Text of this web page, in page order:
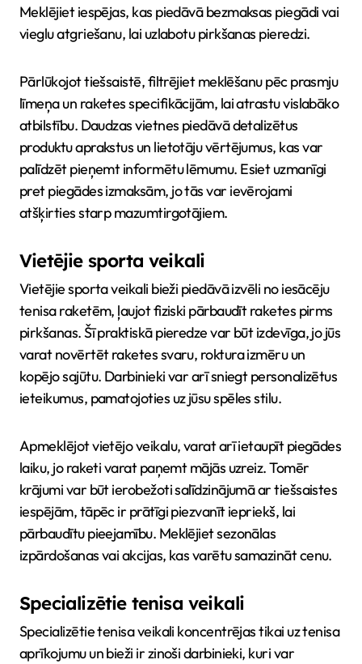
Meklējiet iespējas, kas piedāvā bezmaksas piegādi vai
vieglu atgriešanu, lai uzlabotu pirkšanas pieredzi.
Pārlūkojot tiešsaistē, filtrējiet meklēšanu pēc prasmju
līmeņa un raketes specifikācijām, lai atrastu vislabāko
atbilstību. Daudzas vietnes piedāvā detalizētus
produktu aprakstus un lietotāju vērtējumus, kas var
palīdzēt pieņemt informētu lēmumu. Esiet uzmanīgi
pret piegādes izmaksām, jo tās var ievērojami
atšķirties starp mazumtirgotājiem.
Vietējie sporta veikali
Vietējie sporta veikali bieži piedāvā izvēli no iesācēju
tenisa raketēm, ļaujot fiziski pārbaudīt raketes pirms
pirkšanas. Šī praktiskā pieredze var būt izdevīga, jo jūs
varat novērtēt raketes svaru, roktura izmēru un
kopējo sajūtu. Darbinieki var arī sniegt personalizētus
ieteikumus, pamatojoties uz jūsu spēles stilu.
Apmeklējot vietējo veikalu, varat arī ietaupīt piegādes
laiku, jo raketi varat paņemt mājās uzreiz. Tomēr
krājumi var būt ierobežoti salīdzinājumā ar tiešsaistes
iespējām, tāpēc ir prātīgi piezvanīt iepriekš, lai
pārbaudītu pieejamību. Meklējiet sezonālas
izpārdošanas vai akcijas, kas varētu samazināt cenu.
Specializētie tenisa veikali
Specializētie tenisa veikali koncentrējas tikai uz tenisa
aprīkojumu un bieži ir zinoši darbinieki, kuri var